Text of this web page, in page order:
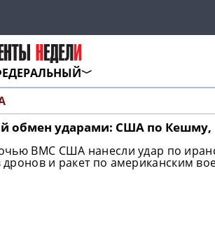
обмен ударами: США по Кешму,
ВМС США нанесли удар по
дронов и ракет по американским